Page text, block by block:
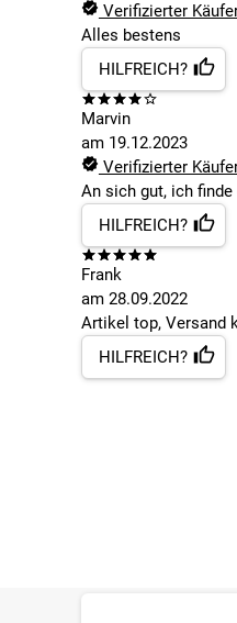
Verifizierter
Alles bestens
HILFREICH?
Marvin
am 19.12.2023
Verifizierter
An sich gut, ich
HILFREICH?
Frank
am 28.09.2022
Artikel top, Versand
HILFREICH?